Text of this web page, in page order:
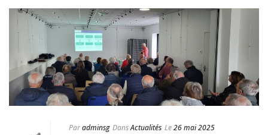
Paradminsg DansActualités Le26 mai 2025